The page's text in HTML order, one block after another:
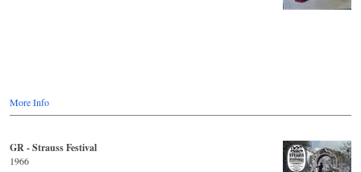
More Info
GR - Strauss Festival
1966